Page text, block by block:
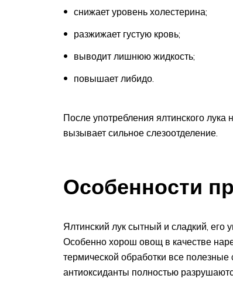
снижает уровень холестерина;
разжижает густую кровь;
выводит лишнюю жидкость;
повышает либидо.
После употребления ялтинского лука
вызывает сильное слезоотделение.
Особенности
Ялтинский лук сытный и сладкий, его
Особенно хорош овощ в качестве
термической обработки все
антиоксиданты полностью